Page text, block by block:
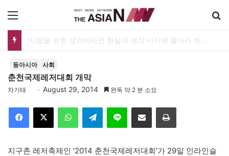
동아시아 사회
춘천국제레저대회 개막
차기태 August 29, 2014 완독 약 2 분 소요
Telegram 이메일
지구촌 레저축제인 ‘2014 춘천국제레저대회’가 29일 인라인슬